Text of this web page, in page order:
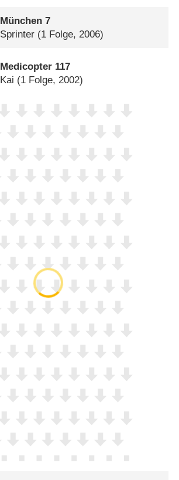
München 7
Sprinter (1 Folge, 2006)
Medicopter 117
Kai (1 Folge, 2002)